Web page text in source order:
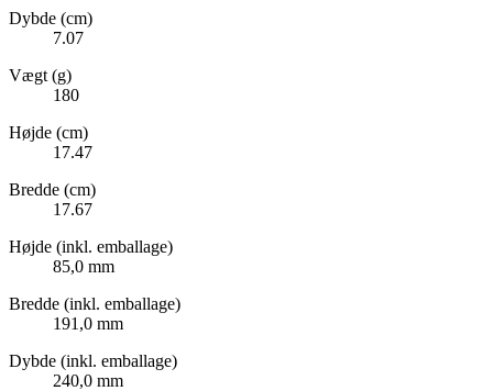
Dybde (cm)
7.07
Vægt (g)
180
Højde (cm)
17.47
Bredde (cm)
17.67
Højde (inkl. emballage)
85,0 mm
Bredde (inkl. emballage)
191,0 mm
Dybde (inkl. emballage)
240,0 mm